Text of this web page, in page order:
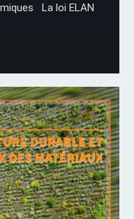
La loi ELAN